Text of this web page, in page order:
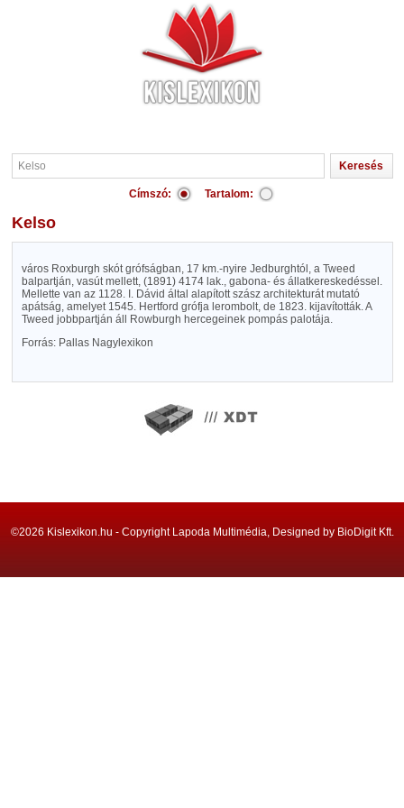
Címszó: Tartalom:
Kelso
város Roxburgh skót grófságban, 17 km.-nyire Jedburghtól, a Tweed
balpartján, vasút mellett, (1891) 4174 lak., gabona- és állatkereskedéssel.
Mellette van az 1128. I. Dávid által alapított szász architekturát mutató
apátság, amelyet 1545. Hertford grófja lerombolt, de 1823. kijavították. A
Tweed jobbpartján áll Rowburgh hercegeinek pompás palotája.
Forrás: Pallas Nagylexikon
©2026 Kislexikon.hu - Copyright Lapoda Multimédia, Designed by BioDigit Kft.